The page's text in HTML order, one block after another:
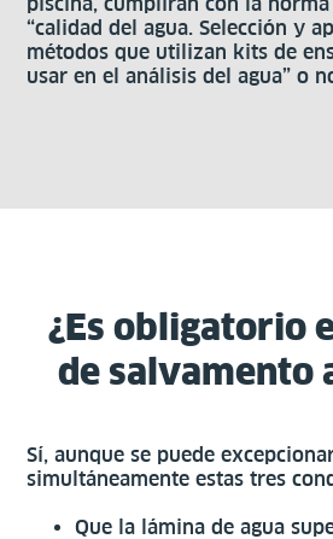
“calidad del agua. Selección y
métodos que utilizan kits de
usar en el análisis del agua” o
¿Es obligatorio
de salvamento
Sí, aunque se puede
simultáneamente estas tres
Que la lámina de agua